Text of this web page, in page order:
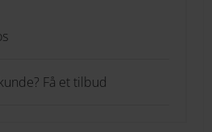
Få et tilbud